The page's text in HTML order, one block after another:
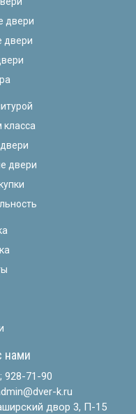
двери
двери
двери
нами
; 928-71-90
k.ru
двор 3, П-15